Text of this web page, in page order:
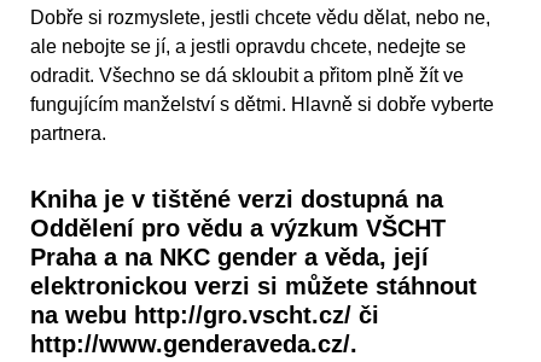
Dobře si rozmyslete, jestli chcete vědu dělat, nebo ne,
ale nebojte se jí, a jestli opravdu chcete, nedejte se
odradit. Všechno se dá skloubit a přitom plně žít ve
fungujícím manželství s dětmi. Hlavně si dobře vyberte
partnera.
Kniha je v tištěné verzi dostupná na
Oddělení pro vědu a výzkum VŠCHT
Praha a na NKC gender a věda, její
elektronickou verzi si můžete stáhnout
na webu http://gro.vscht.cz/ či
http://www.genderaveda.cz/.